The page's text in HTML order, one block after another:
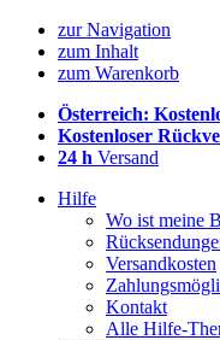
zur Navigation
zum Inhalt
zum Warenkorb
Österreich:
Kostenloser
24 h Versand
Hilfe
Wo ist meine
Versandkosten
Kontakt
Alle Hilfe-